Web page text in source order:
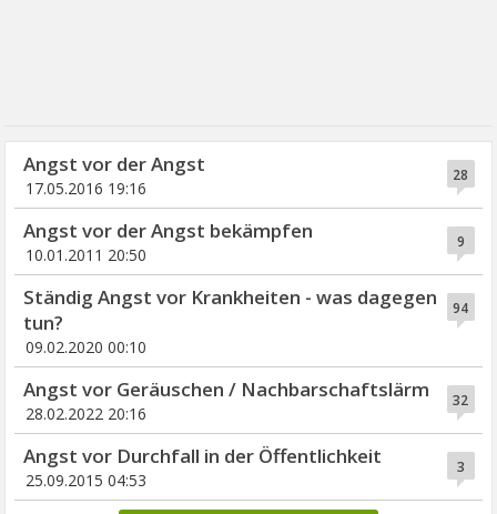
28
Angst vor der Angst
17.05.2016 19:16
9
Angst vor der Angst bekämpfen
10.01.2011 20:50
94
Ständig Angst vor Krankheiten - was dagegen
tun?
09.02.2020 00:10
32
Angst vor Geräuschen / Nachbarschaftslärm
28.02.2022 20:16
3
Angst vor Durchfall in der Öffentlichkeit
25.09.2015 04:53